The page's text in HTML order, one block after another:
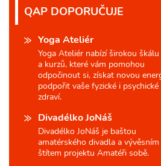
QAP DOPORUČUJE
Yoga Ateliér
Yoga Ateliér nabízí širokou škálu
a kurzů, které vám pomohou
odpočinout si, získat novou
podpořit vaše fyzické i psychické
zdraví.
Divadélko JoNáš
Divadélko JoNáš je baštou
amatérského divadla a vývěsním
štítem projektu Amatéři sobě.